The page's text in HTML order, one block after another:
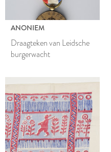
ANONIEM
Draagteken van Leidsche
burgerwacht